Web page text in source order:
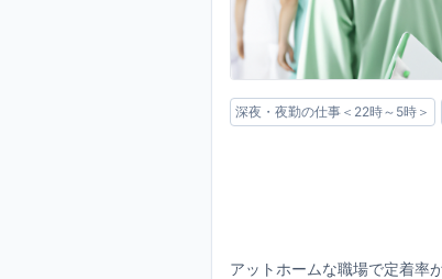
深夜・夜勤の仕事＜22時～5時＞
アットホームな職場で定着率